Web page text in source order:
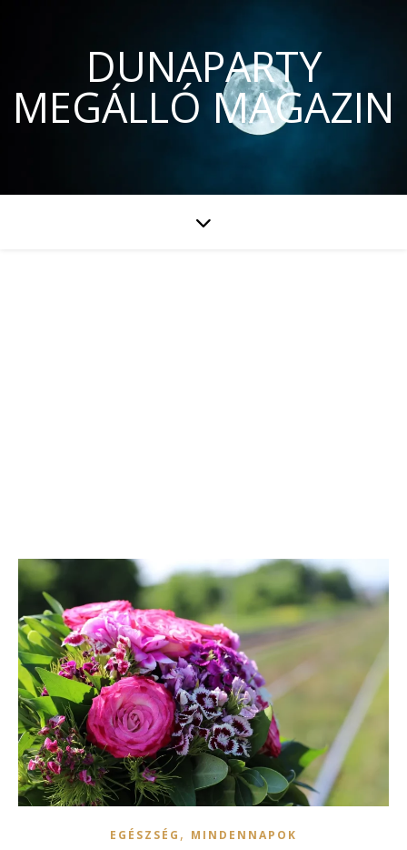
DUNAPARTY
MEGÁLLÓ MAGAZIN
EGÉSZSÉG , MINDENNAPOK